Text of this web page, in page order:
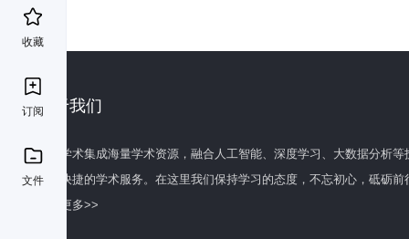
收藏
订阅
文件
关于我们
百度学术集成海量学术资源，融合人工智能、深度学习、大数据分析
全面快捷的学术服务。在这里我们保持学习的态度，不忘初心，砥砺前
了解更多>>